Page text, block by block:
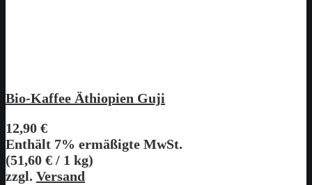
Bio-Kaffee Äthiopien Guji
12,90 €
Enthält 7% ermäßigte MwSt.
(51,60 € / 1 kg)
zzgl. Versand